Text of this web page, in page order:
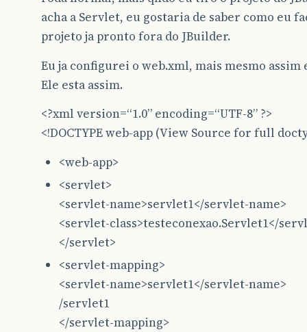
acha a Servlet, eu gostaria de saber como eu
projeto ja pronto fora do JBuilder.
Eu ja configurei o web.xml, mais mesmo assim
Ele esta assim.
<?xml version=“1.0” encoding=“UTF-8” ?>
<!DOCTYPE web-app (View Source for full
<web-app>
<servlet>
<servlet-name>servlet1</servlet-name>
<servlet-class>testeconexao.Servlet1</
</servlet>
<servlet-mapping>
<servlet-name>servlet1</servlet-name>
/servlet1
</servlet-mapping>